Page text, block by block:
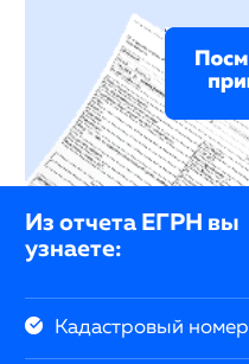
Из отчета ЕГРН вы
узнаете:
Кадастровый номер